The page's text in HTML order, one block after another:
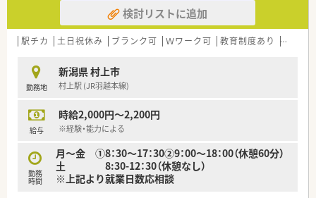
検討リストに追加
駅チカ 土日祝休み ブランク可 Ｗワーク可 教育制度あり 総合科
勤務地
新潟県 村上市
村上駅 (JR羽越本線)
給与
時給2,000円～2,200円
※経験・能力による
勤務
時間
月～金 ①8：30～17：30②9：00～18：00（休憩60分）
土 8:30-12：30（休憩なし）
※上記より就業日数応相談